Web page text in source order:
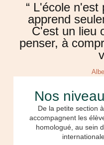
“ L'école n'est
apprend
C'est un lieu
penser, à
Nos
De la petite section
accompagnent les
homologué, au sein